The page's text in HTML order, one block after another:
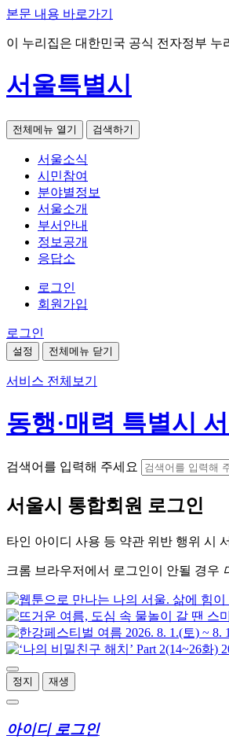
본문 내용 바로가기
이 누리집은 대한민국 공식 전자정부 누
서울특별시
전체메뉴 열기 검색하기
서울소식
시민참여
분야별정보
서울소개
부서안내
정보공개
응답소
로그인
회원가입
로그인
설정 전체메뉴 닫기
서비스 전체보기
동행·매력 특별시
검색어를 입력해 주세요
서울시 통합회원 로그인
타인 아이디 사용 등 약관 위반 행위 시
크롬 브라우저에서 로그인이 안될 경우
정지 재생
아이디 로그인